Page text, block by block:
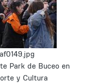
Park de Buceo en
y Cultura